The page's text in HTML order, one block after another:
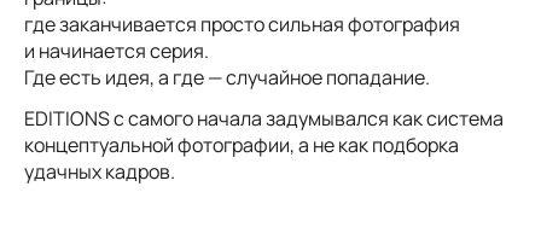
где заканчивается просто сильная фотография
и начинается серия.
Где есть идея, а где — случайное попадание.
EDITIONS с самого начала задумывался как система
концептуальной фотографии, а не как подборка
удачных кадров.